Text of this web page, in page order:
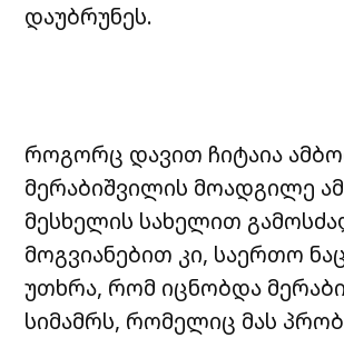
დაუბრუნეს.
როგორც დავით ჩიტაია
მერაბიშვილის მოადგილე
მესხელის სახელით
მოგვიანებით კი, საერთო
უთხრა, რომ იცნობდა
სიმამრს, რომელიც მას